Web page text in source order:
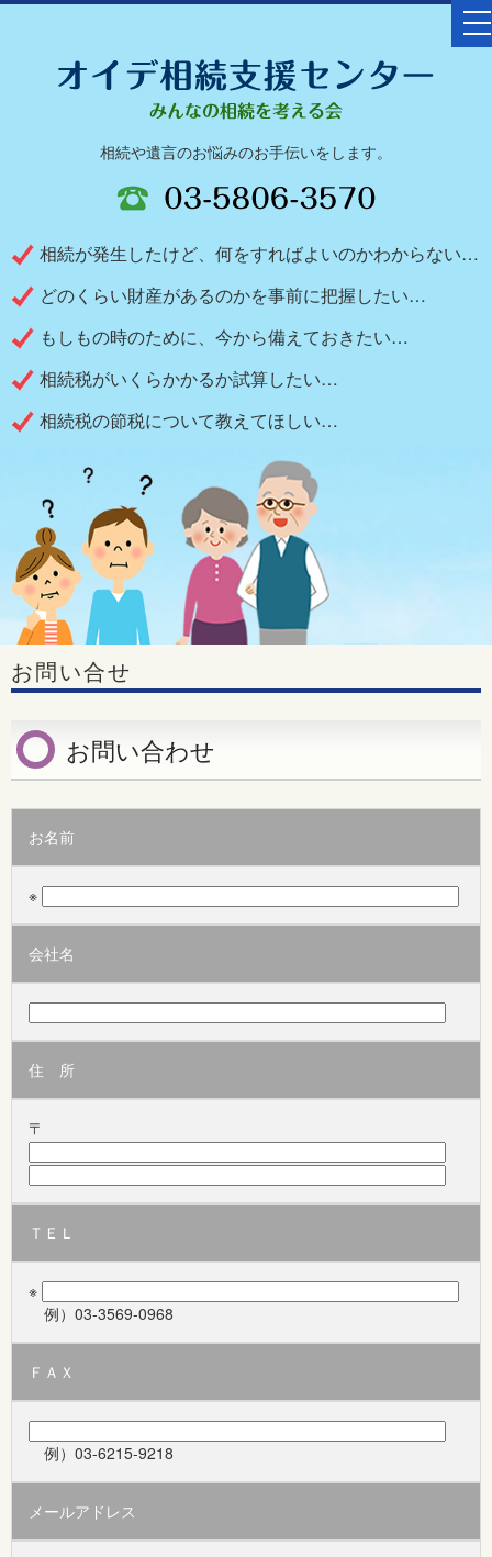
相続や遺言のお悩みのお手伝いをします。
相続が発生したけど、何をすればよいのかわからない…
どのくらい財産があるのかを事前に把握したい…
もしもの時のために、今から備えておきたい…
相続税がいくらかかるか試算したい…
相続税の節税について教えてほしい…
お問い合せ
お問い合わせ
お名前
※
会社名
住 所
〒
ＴＥＬ
※
例）03-3569-0968
ＦＡＸ
例）03-6215-9218
メールアドレス